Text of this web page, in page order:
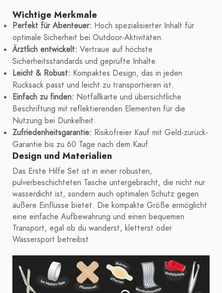
Wichtige Merkmale
Perfekt für Abenteuer: Hoch spezialisierter Inhalt für
optimale Sicherheit bei Outdoor-Aktivitäten.
Ärztlich entwickelt: Vertraue auf höchste
Sicherheitsstandards und geprüfte Inhalte.
Leicht & Robust: Kompaktes Design, das in jeden
Rucksack passt und leicht zu transportieren ist.
Einfach zu finden: Notfallkarte und übersichtliche
Beschriftung mit reflektierenden Elementen für die
Nutzung bei Dunkelheit.
Zufriedenheitsgarantie: Risikofreier Kauf mit Geld-zurück-
Garantie bis zu 60 Tage nach dem Kauf.
Design und Materialien
Das Erste Hilfe Set ist in einer robusten,
pulverbeschichteten Tasche untergebracht, die nicht nur
wasserdicht ist, sondern auch optimalen Schutz gegen
äußere Einflüsse bietet. Die kompakte Größe ermöglicht
eine einfache Aufbewahrung und einen bequemen
Transport, egal ob du wanderst, kletterst oder
Wassersport betreibst.